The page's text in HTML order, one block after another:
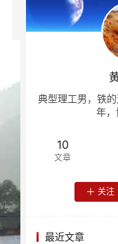
典型理工男，铁
年，
10
文章
关注
最近文章